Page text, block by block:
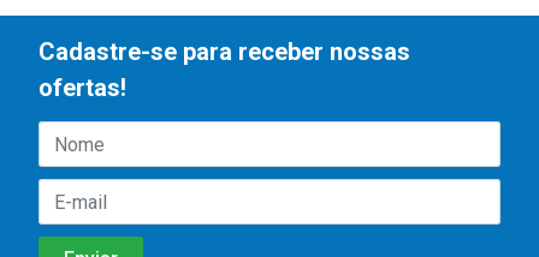
Cadastre-se para receber nossas
ofertas!